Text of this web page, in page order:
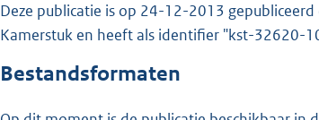
Deze publicatie is op 24-12-2013
Kamerstuk en heeft als identifier "kst-32620-
Bestandsformaten